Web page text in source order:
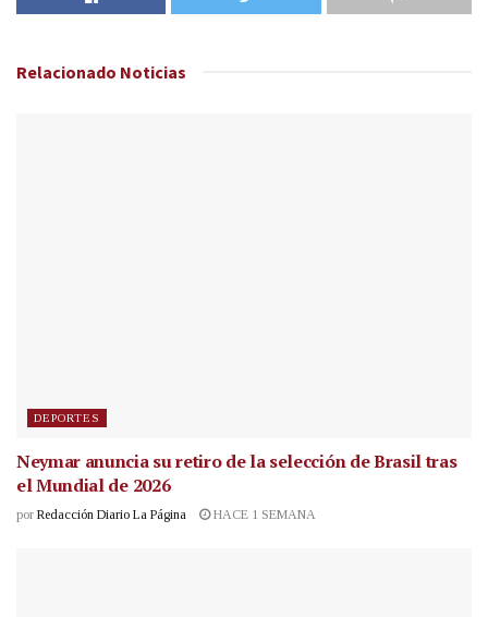
Relacionado Noticias
DEPORTES
Neymar anuncia su retiro de la selección de Brasil tras
el Mundial de 2026
por Redacción Diario La Página HACE 1 SEMANA